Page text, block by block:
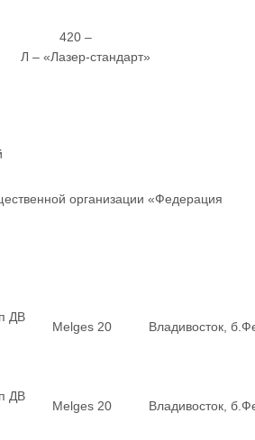
420 –
стандарт»
организации «Федерация
ДВ
Melges 20 Владивосток,
ДВ
Melges 20 Владивосток,